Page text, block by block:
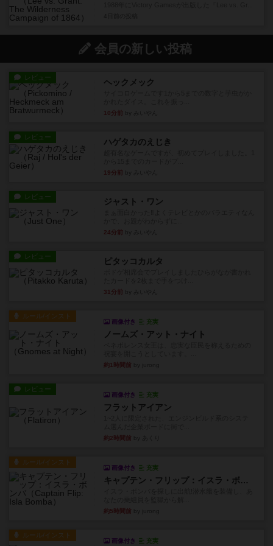
会員の新しい投稿
レビュー ヘックメック
10分前
レビュー ハゲタカのえじき
19分前
レビュー ジャスト・ワン
24分前
レビュー ピタッコカルタ
31分前
ルール/インスト
画像付き 充実
ノームズ・アット・ナイト
約1時間前
レビュー
画像付き 充実
フラットアイアン
約2時間前
ルール/インスト
画像付き 充実
キャプテン・フリップ：イスラ・ボンバ
約5時間前
ルール/インスト
画像付き 充実